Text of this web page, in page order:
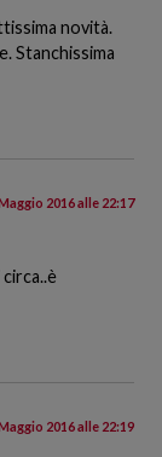
novità.
Stanchissima
2016 alle 22:17
2016 alle 22:19